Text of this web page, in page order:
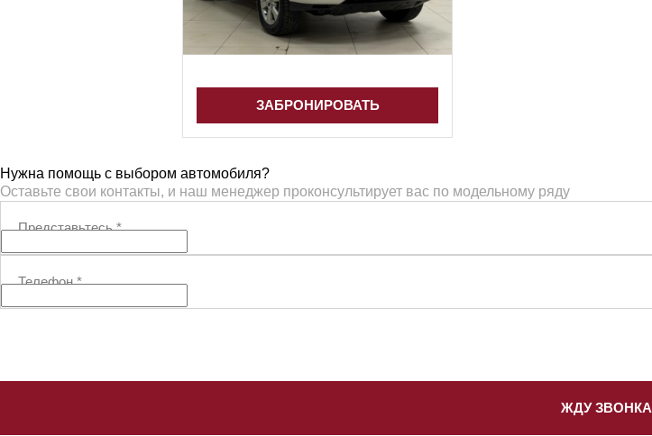
2.4 л (160 л.с.), АКПП, бензин,
передний
1 205 000 ₽
ЗАБРОНИРОВАТЬ
Нужна помощь с выбором автомобиля?
Оставьте свои контакты, и наш менеджер проконсультирует вас по модельному ряду
Представьтесь*
Телефон*
ЖДУ ЗВОНКА